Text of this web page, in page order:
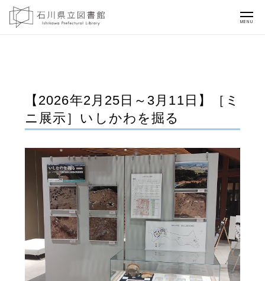
MENU
【2026年2月25日～3月11日】［ミ
ニ展示］いしかわを掘る